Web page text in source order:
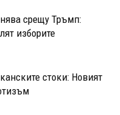
срещу Тръмп:
изборите
стоки: Новият